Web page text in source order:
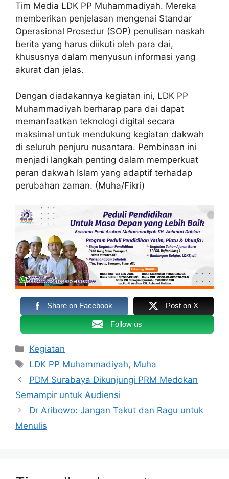
Tim Media LDK PP Muhammadiyah. Mereka
memberikan penjelasan mengenai Standar
Operasional Prosedur (SOP) penulisan naskah
berita yang harus diikuti oleh para dai,
khususnya dalam menyusun informasi yang
akurat dan jelas.
Dengan diadakannya kegiatan ini, LDK PP
Muhammadiyah berharap para dai dapat
memanfaatkan teknologi digital secara
maksimal untuk mendukung kegiatan dakwah
di seluruh penjuru nusantara. Pembinaan ini
menjadi langkah penting dalam memperkuat
peran dakwah Islam yang adaptif terhadap
perubahan zaman. (Muha/Fikri)
Share on Facebook Post on X
Follow us
Kategori
Kegiatan
Tag
LDK PP Muhammadiyah, Muha
PDM Surabaya Dikunjungi PRM Medokan
Semampir untuk Audiensi
Dr Aribowo: Jangan Takut dan Ragu untuk
Menulis